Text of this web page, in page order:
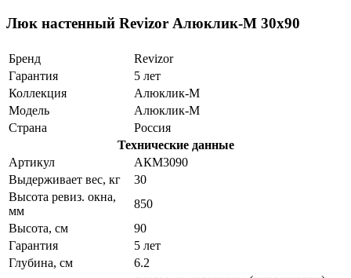
Люк настенный Revizor Алюклик-М 30x90
Бренд
Revizor
Гарантия
5 лет
Коллекция
Алюклик-М
Модель
Алюклик-М
Страна
Россия
Технические данные
Артикул
АКМ3090
Выдерживает вес, кг
30
Высота ревиз. окна,
мм
850
Высота, см
90
Гарантия
5 лет
Глубина, см
6.2